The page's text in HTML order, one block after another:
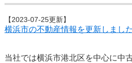
【2023-07-25更新】
横浜市の不動産情報を更新しました
当社では横浜市港北区を中心に中